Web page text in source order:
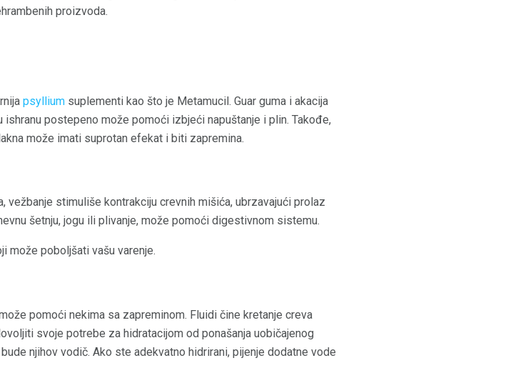
proizvoda.
psyllium suplementi kao što je Metamucil. Guar guma i akacija
ishranu postepeno može pomoći izbjeći napuštanje i plin. Takođe,
može imati suprotan efekat i biti zapremina.
stimuliše kontrakciju crevnih mišića, ubrzavajući prolaz
šetnju, jogu ili plivanje, može pomoći digestivnom sistemu.
može poboljšati vašu varenje.
pomoći nekima sa zapreminom. Fluidi čine kretanje creva
svoje potrebe za hidratacijom od ponašanja uobičajenog
njihov vodič. Ako ste adekvatno hidrirani, pijenje dodatne vode